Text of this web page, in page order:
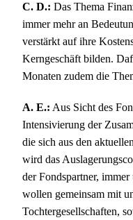
C. D.: Das Thema
immer mehr an
verstärkt auf ihre
Kerngeschäft bilden.
Monaten zudem die
A. E.: Aus Sicht des
Intensivierung der
die sich aus den
wird das
der Fondspartner,
wollen gemeinsam mit
Tochtergesellschaften,